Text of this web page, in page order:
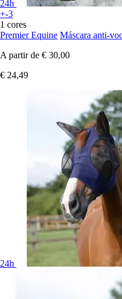
24h
+-3
1 cores
Premier Equine Máscara anti-
A partir de € 30,00
€ 24,49
24h